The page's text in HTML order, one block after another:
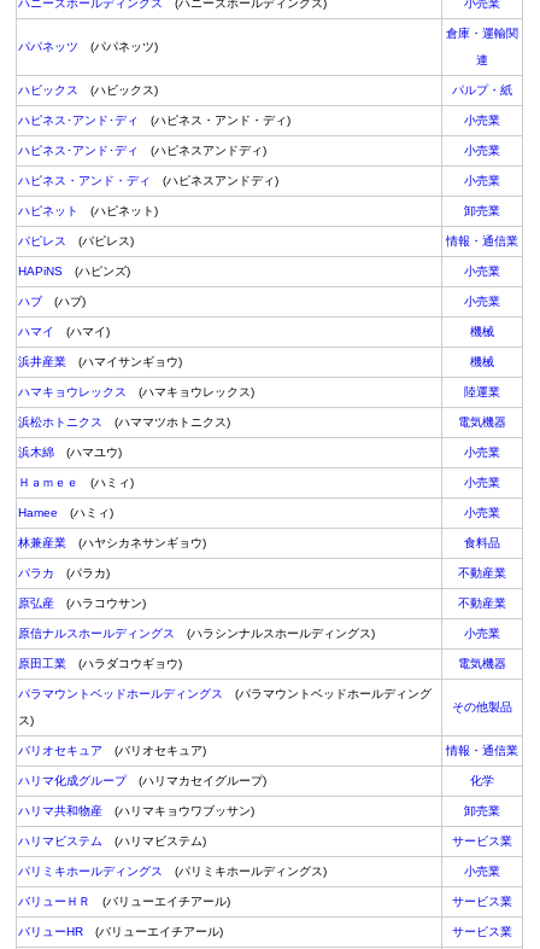
ハニーズホールディングス (ハニーズホールディングス) 小売業
パパネッツ (パパネッツ)
倉庫・運輸関
連
ハビックス (ハビックス) パルプ・紙
ハピネス･アンド･ディ (ハピネス・アンド・ディ) 小売業
ハピネス･アンド･ディ (ハピネスアンドディ) 小売業
ハピネス・アンド・ディ (ハピネスアンドディ) 小売業
ハピネット (ハピネット) 卸売業
パピレス (パピレス) 情報・通信業
HAPiNS (ハピンズ) 小売業
ハブ (ハブ) 小売業
ハマイ (ハマイ) 機械
浜井産業 (ハマイサンギョウ) 機械
ハマキョウレックス (ハマキョウレックス) 陸運業
浜松ホトニクス (ハママツホトニクス) 電気機器
浜木綿 (ハマユウ) 小売業
Ｈａｍｅｅ (ハミィ) 小売業
Hamee (ハミィ) 小売業
林兼産業 (ハヤシカネサンギョウ) 食料品
パラカ (パラカ) 不動産業
原弘産 (ハラコウサン) 不動産業
原信ナルスホールディングス (ハラシンナルスホールディングス) 小売業
原田工業 (ハラダコウギョウ) 電気機器
パラマウントベッドホールディングス
(パラマウントベッドホールディング
ス)
その他製品
バリオセキュア (バリオセキュア) 情報・通信業
ハリマ化成グループ(ハリマカセイグループ) 化学
ハリマ共和物産 (ハリマキョウワブッサン) 卸売業
ハリマビステム (ハリマビステム) サービス業
パリミキホールディングス (パリミキホールディングス) 小売業
バリューＨＲ (バリューエイチアール) サービス業
バリューHR (バリューエイチアール) サービス業